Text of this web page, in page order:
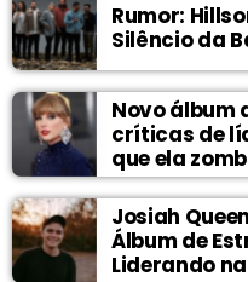
Rumor:
Silêncio da
Novo álbum
críticas de
que ela
Josiah
Álbum de
Liderando